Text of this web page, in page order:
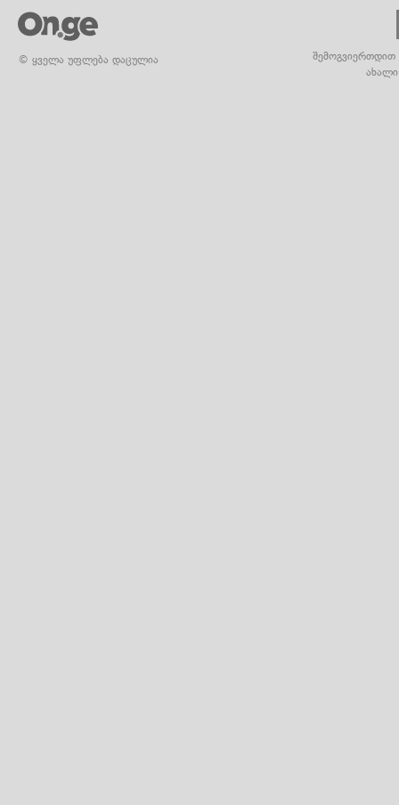
© ყველა უფლება დაცულია
შემოგვიერთდით
ახალი